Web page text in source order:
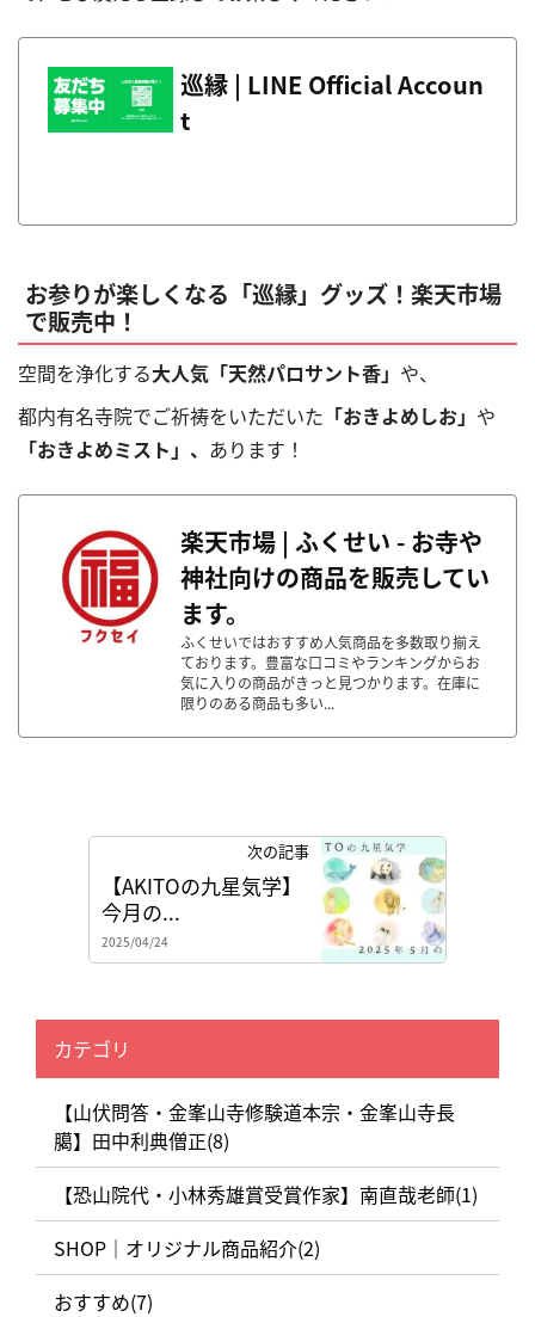
巡縁 | LINE Official Accoun
t
お参りが楽しくなる「巡縁」グッズ！楽天市場
で販売中！
空間を浄化する大人気「天然パロサント香」 や、
都内有名寺院でご祈祷をいただいた 「おきよめしお」 や
「おきよめミスト」、 あります！
楽天市場 | ふくせい - お寺や
神社向けの商品を販売してい
ます。
ふくせいではおすすめ人気商品を多数取り揃え
ております。豊富な口コミやランキングからお
気に入りの商品がきっと見つかります。在庫に
限りのある商品も多い...
次の記事
【AKITOの九星気学】
今月の...
2025/04/24
カテゴリ
【山伏問答・金峯山寺修験道本宗・金峯山寺長
臈】田中利典僧正(8)
【恐山院代・小林秀雄賞受賞作家】南直哉老師(1)
SHOP｜オリジナル商品紹介(2)
おすすめ(7)